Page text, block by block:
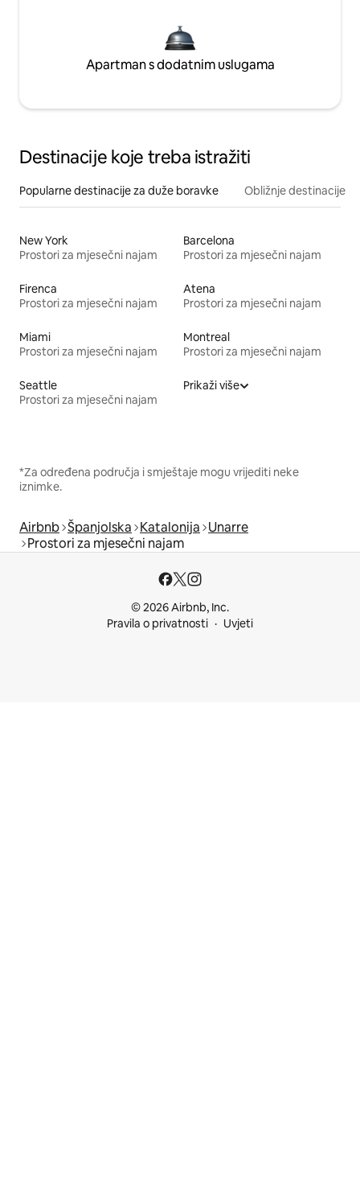
Apartman s dodatnim uslugama
Destinacije koje treba istražiti
Popularne destinacije za duže boravke Obližnje destinacije
New York
Prostori za mjesečni najam
Barcelona
Prostori za mjesečni najam
Firenca
Prostori za mjesečni najam
Atena
Prostori za mjesečni najam
Miami
Prostori za mjesečni najam
Montreal
Prostori za mjesečni najam
Seattle
Prostori za mjesečni najam
Prikaži više
*Za određena područja i smještaje mogu vrijediti neke
iznimke.
Airbnb Španjolska Katalonija Unarre
Prostori za mjesečni najam
© 2026 Airbnb, Inc.
Pravila o privatnosti
Uvjeti